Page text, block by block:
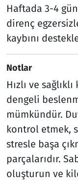
Haftada 3-4
direnç
kaybını
Notlar
Hızlı ve
dengeli
mümkündür.
kontrol etmek,
stresle başa
parçalarıdır.
oluşturun ve